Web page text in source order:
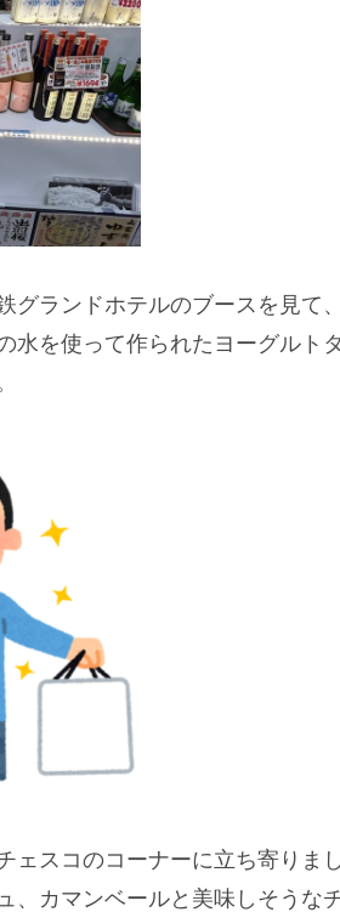
グランドホテルのブースを見て
水を使って作られたヨーグルト
ェスコのコーナーに立ち寄りま
、カマンベールと美味しそうな